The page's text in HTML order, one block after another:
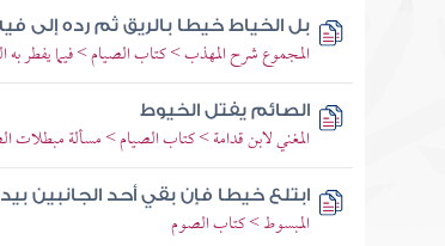
بل الخياط خيطا بالريق ثم رده إلى
المجموع شرح المهذب > كتاب الصيام > فيما يفطر به
الصائم يفتل الخيوط
المغني لابن قدامة > كتاب الصيام > مسألة
ابتلع خيطا فإن بقي أحد الجانبين
المبسوط > كتاب الصوم